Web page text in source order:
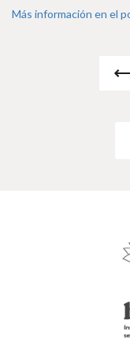
Más información en el